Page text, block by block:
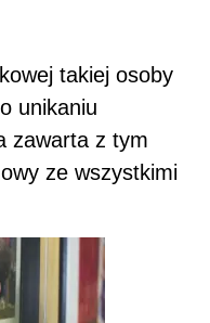
takiej osoby
o unikaniu
zawarta z tym
ze wszystkimi